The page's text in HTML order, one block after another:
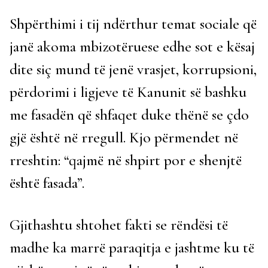
Shpërthimi i tij ndërthur temat sociale që
janë akoma mbizotëruese edhe sot e kësaj
dite siç mund të jenë vrasjet, korrupsioni,
përdorimi i ligjeve të Kanunit së bashku
me fasadën që shfaqet duke thënë se çdo
gjë është në rregull. Kjo përmendet në
rreshtin: “qajmë në shpirt por e shenjtë
është fasada”.
Gjithashtu shtohet fakti se rëndësi të
madhe ka marrë paraqitja e jashtme ku të